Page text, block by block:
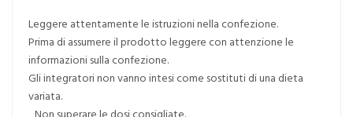
Leggere attentamente le istruzioni nella confezione.
Prima di assumere il prodotto leggere con attenzione le
informazioni sulla confezione.
Gli integratori non vanno intesi come sostituti di una dieta
variata.